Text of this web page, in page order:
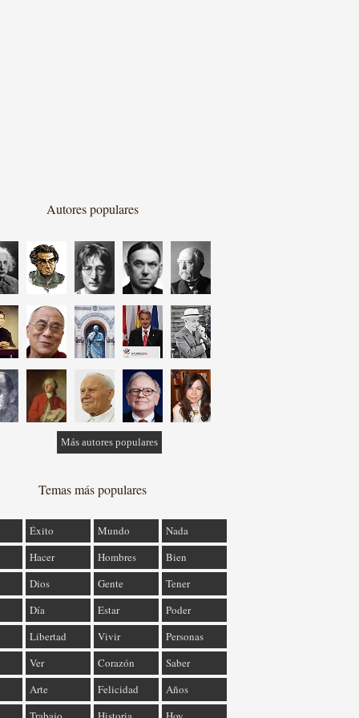
Autores populares
Más autores populares
Temas más populares
Éxito Mundo
Nada
Hacer Hombres
Bien
Dios Gente
Tener
Día Estar
Poder
Libertad Vivir
Personas
Ver Corazón
Saber
Arte Felicidad
Años